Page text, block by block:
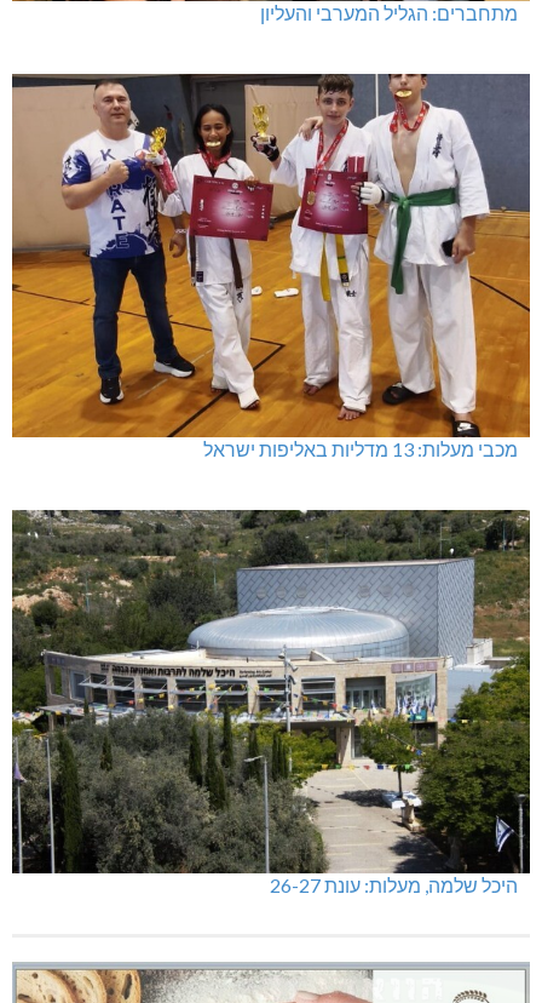
מתחברים: הגליל המערבי והעליון
מכבי מעלות: 13 מדליות באליפות ישראל
היכל שלמה, מעלות: עונת 26-27